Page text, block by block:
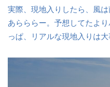
実際、現地入りしたら、風は
あらららー。予想してたよ
っぱ、リアルな現地入りは大